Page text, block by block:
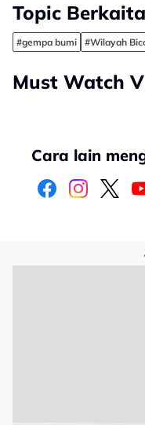
Topic
#gempa bumi #Wilayah
Must Watch
Cara lain